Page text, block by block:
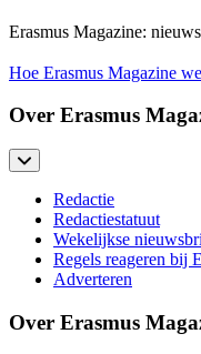
Erasmus Magazine:
Hoe Erasmus Magazine
Over Erasmus
Redactie
Redactiestatuut
Wekelijkse
Regels reageren bij
Adverteren
Over Erasmus